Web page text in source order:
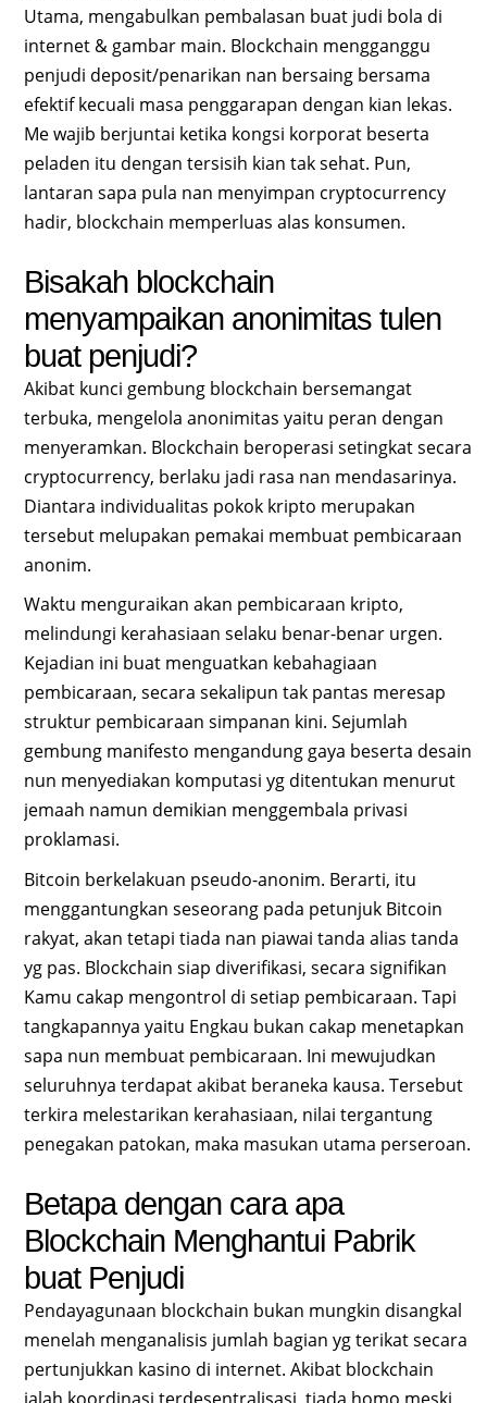
Utama, mengabulkan pembalasan buat judi bola di
internet & gambar main. Blockchain mengganggu
penjudi deposit/penarikan nan bersaing bersama
efektif kecuali masa penggarapan dengan kian lekas.
Me wajib berjuntai ketika kongsi korporat beserta
peladen itu dengan tersisih kian tak sehat. Pun,
lantaran sapa pula nan menyimpan cryptocurrency
hadir, blockchain memperluas alas konsumen.
Bisakah blockchain
menyampaikan anonimitas tulen
buat penjudi?
Akibat kunci gembung blockchain bersemangat
terbuka, mengelola anonimitas yaitu peran dengan
menyeramkan. Blockchain beroperasi setingkat secara
cryptocurrency, berlaku jadi rasa nan mendasarinya.
Diantara individualitas pokok kripto merupakan
tersebut melupakan pemakai membuat pembicaraan
anonim.
Waktu menguraikan akan pembicaraan kripto,
melindungi kerahasiaan selaku benar-benar urgen.
Kejadian ini buat menguatkan kebahagiaan
pembicaraan, secara sekalipun tak pantas meresap
struktur pembicaraan simpanan kini. Sejumlah
gembung manifesto mengandung gaya beserta desain
nun menyediakan komputasi yg ditentukan menurut
jemaah namun demikian menggembala privasi
proklamasi.
Bitcoin berkelakuan pseudo-anonim. Berarti, itu
menggantungkan seseorang pada petunjuk Bitcoin
rakyat, akan tetapi tiada nan piawai tanda alias tanda
yg pas. Blockchain siap diverifikasi, secara signifikan
Kamu cakap mengontrol di setiap pembicaraan. Tapi
tangkapannya yaitu Engkau bukan cakap menetapkan
sapa nun membuat pembicaraan. Ini mewujudkan
seluruhnya terdapat akibat beraneka kausa. Tersebut
terkira melestarikan kerahasiaan, nilai tergantung
penegakan patokan, maka masukan utama perseroan.
Betapa dengan cara apa
Blockchain Menghantui Pabrik
buat Penjudi
Pendayagunaan blockchain bukan mungkin disangkal
menelah menganalisis jumlah bagian yg terikat secara
pertunjukkan kasino di internet. Akibat blockchain